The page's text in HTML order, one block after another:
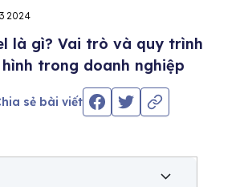
2024
là gì? Vai trò và quy trình
trong doanh nghiệp
sẻ bài viết